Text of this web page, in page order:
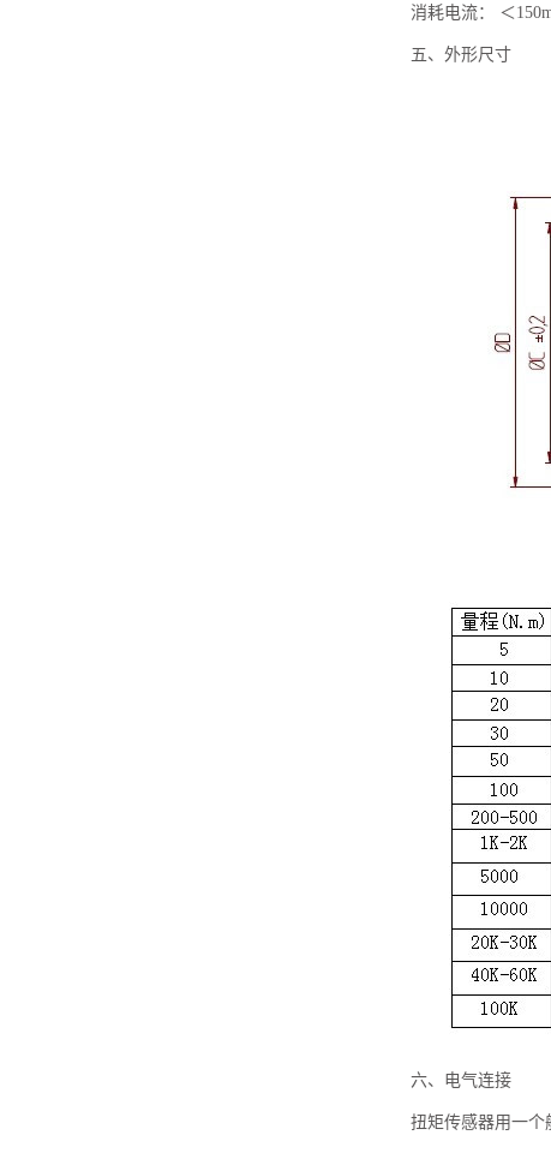
消耗电流： ＜
五、外形尺寸
六、电气连接
扭矩传感器用一个